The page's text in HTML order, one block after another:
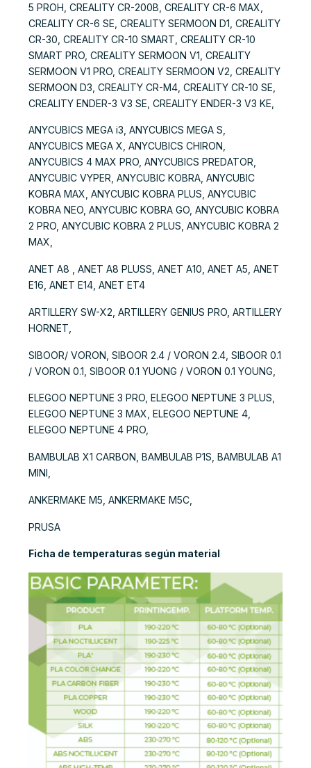
5 PROH, CREALITY CR-200B, CREALITY CR-6 MAX,
CREALITY CR-6 SE, CREALITY SERMOON D1, CREALITY
CR-30, CREALITY CR-10 SMART, CREALITY CR-10
SMART PRO, CREALITY SERMOON V1, CREALITY
SERMOON V1 PRO, CREALITY SERMOON V2, CREALITY
SERMOON D3, CREALITY CR-M4, CREALITY CR-10 SE,
CREALITY ENDER-3 V3 SE, CREALITY ENDER-3 V3 KE,
ANYCUBICS MEGA i3, ANYCUBICS MEGA S,
ANYCUBICS MEGA X, ANYCUBICS CHIRON,
ANYCUBICS 4 MAX PRO, ANYCUBICS PREDATOR,
ANYCUBIC VYPER, ANYCUBIC KOBRA, ANYCUBIC
KOBRA MAX, ANYCUBIC KOBRA PLUS, ANYCUBIC
KOBRA NEO, ANYCUBIC KOBRA GO, ANYCUBIC KOBRA
2 PRO, ANYCUBIC KOBRA 2 PLUS, ANYCUBIC KOBRA 2
MAX,
ANET A8 , ANET A8 PLUSS, ANET A10, ANET A5, ANET
E16, ANET E14, ANET ET4
ARTILLERY SW-X2, ARTILLERY GENIUS PRO, ARTILLERY
HORNET,
SIBOOR/ VORON, SIBOOR 2.4 / VORON 2.4, SIBOOR 0.1
/ VORON 0.1, SIBOOR 0.1 YUONG / VORON 0.1 YOUNG,
ELEGOO NEPTUNE 3 PRO, ELEGOO NEPTUNE 3 PLUS,
ELEGOO NEPTUNE 3 MAX, ELEGOO NEPTUNE 4,
ELEGOO NEPTUNE 4 PRO,
BAMBULAB X1 CARBON, BAMBULAB P1S, BAMBULAB A1
MINI,
ANKERMAKE M5, ANKERMAKE M5C,
PRUSA
Ficha de temperaturas según material